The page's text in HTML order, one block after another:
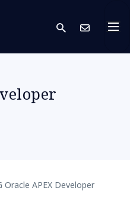
search
Oracle APEX Developer